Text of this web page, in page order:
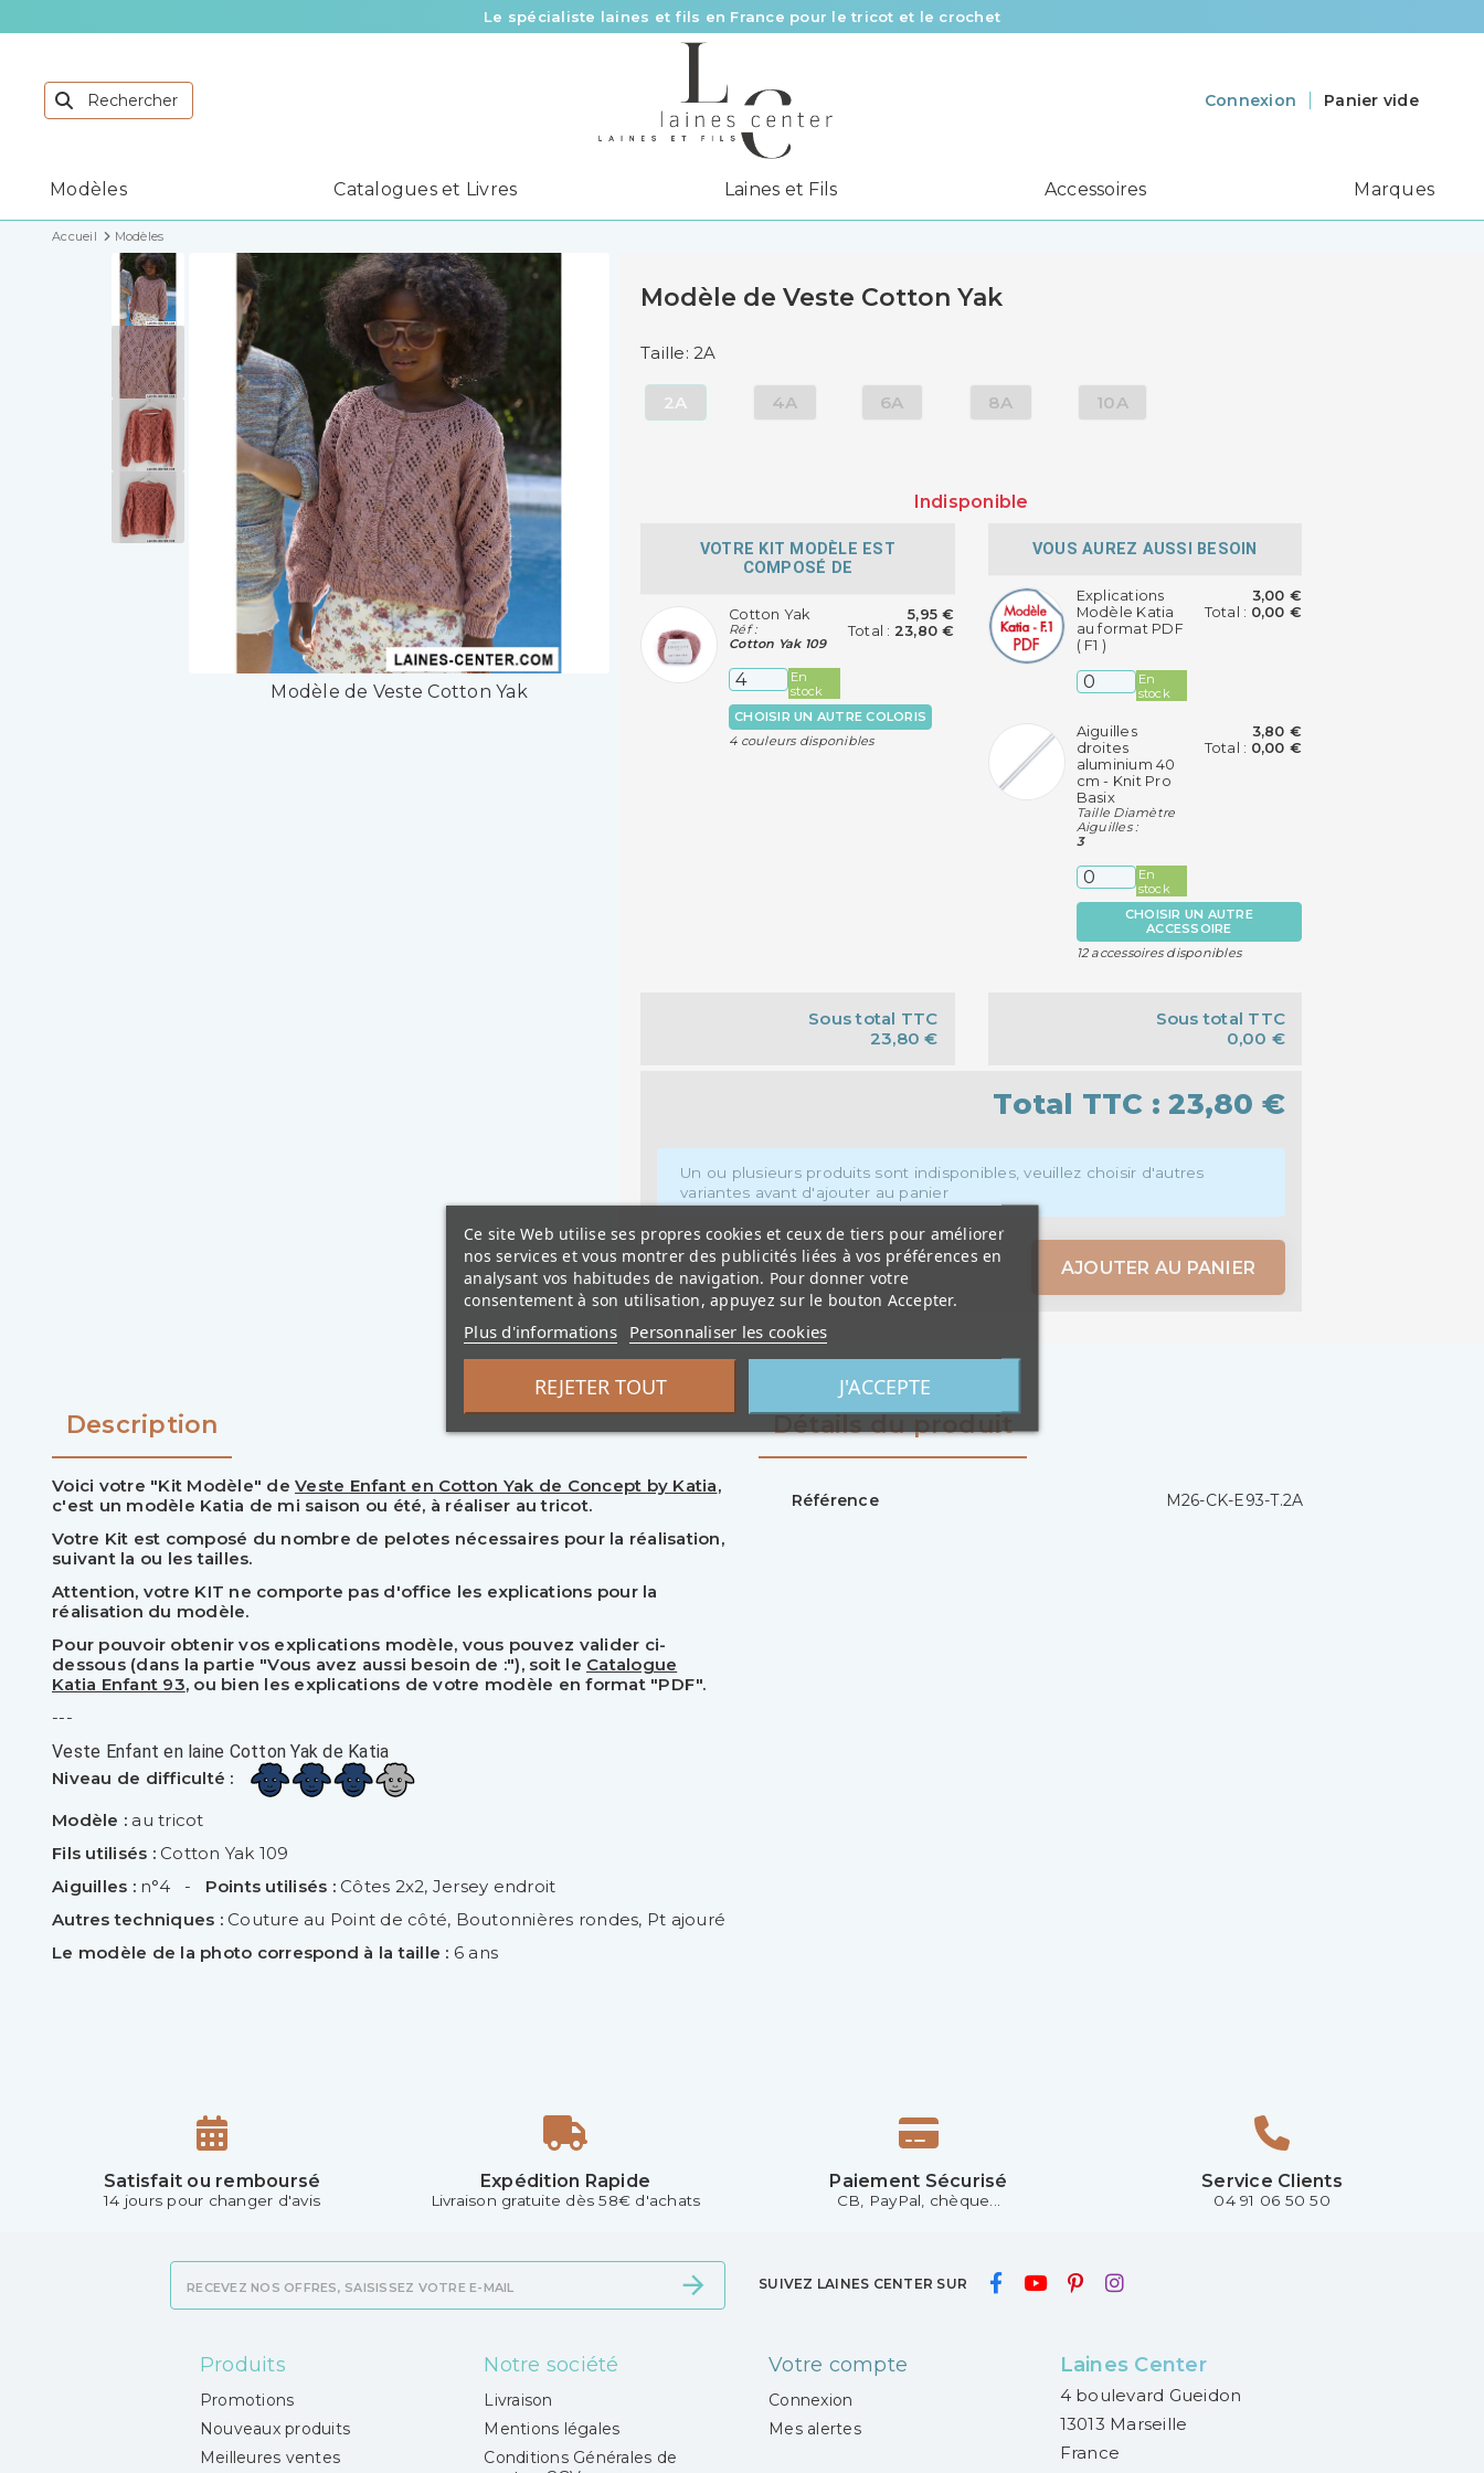
Le spécialiste laines et fils en France pour le tricot et le crochet
Des fils de qualité à tous les prix pour toutes vos envies !
Livraison offerte à partir de 58 € d’achat
Connexion Panier vide
Modèles Catalogues et Livres Laines et Fils Accessoires Marques
Accueil Modèles
Modèle de Veste Cotton Yak
Modèle de Veste Cotton Yak
Taille: 2A
2A 4A 6A 8A 10A
Indisponible
VOTRE KIT MODÈLE EST
COMPOSÉ DE
Cotton Yak
Réf :
Cotton Yak 109
En
stock
5,95 €
Total : 23,80 €
CHOISIR UN AUTRE COLORIS
4 couleurs disponibles
VOUS AUREZ AUSSI BESOIN
Explications
Modèle Katia
au format PDF
( F1 )
En
stock
3,00 €
Total : 0,00 €
Aiguilles
droites
aluminium 40
cm - Knit Pro
Basix
Taille Diamètre
Aiguilles :
3
En
stock
3,80 €
Total : 0,00 €
CHOISIR UN AUTRE
ACCESSOIRE
12 accessoires disponibles
Sous total TTC
23,80 €
Sous total TTC
0,00 €
Total TTC :23,80 €
Un ou plusieurs produits sont indisponibles, veuillez choisir d'autres
variantes avant d'ajouter au panier
AJOUTER AU PANIER
Description
Voici votre "Kit Modèle" de Veste Enfant en Cotton Yak de Concept by Katia,
c'est un modèle Katia de mi saison ou été, à réaliser au tricot.
Votre Kit est composé du nombre de pelotes nécessaires pour la réalisation,
suivant la ou les tailles.
Attention, votre KIT ne comporte pas d'office les explications pour la
réalisation du modèle.
Pour pouvoir obtenir vos explications modèle, vous pouvez valider ci-
dessous (dans la partie "Vous avez aussi besoin de :"), soit le Catalogue
Katia Enfant 93, ou bien les explications de votre modèle en format "PDF".
---
Veste Enfant en laine Cotton Yak de Katia
Niveau de difficulté :
Modèle : au tricot
Fils utilisés :Cotton Yak 109
Aiguilles :n°4 - Points utilisés :Côtes 2x2, Jersey endroit
Autres techniques :Couture au Point de côté, Boutonnières rondes, Pt ajouré
Le modèle de la photo correspond à la taille : 6 ans
Détails du produit
Référence M26-CK-E93-T.2A
Satisfait ou remboursé
14 jours pour changer d'avis
Expédition Rapide
Livraison gratuite dès 58€ d'achats
Paiement Sécurisé
CB, PayPal, chèque...
Service Clients
04 91 06 50 50
SUIVEZ LAINES CENTER SUR
Produits
Promotions
Nouveaux produits
Meilleures ventes
Notre société
Livraison
Mentions légales
Conditions Générales de
Votre compte
Connexion
Mes alertes
Laines Center
4 boulevard Gueidon
13013 Marseille
France
Ce site Web utilise ses propres cookies et ceux de tiers pour améliorer
nos services et vous montrer des publicités liées à vos préférences en
analysant vos habitudes de navigation. Pour donner votre
consentement à son utilisation, appuyez sur le bouton Accepter.
Plus d'informations Personnaliser les cookies
REJETER TOUT J'ACCEPTE